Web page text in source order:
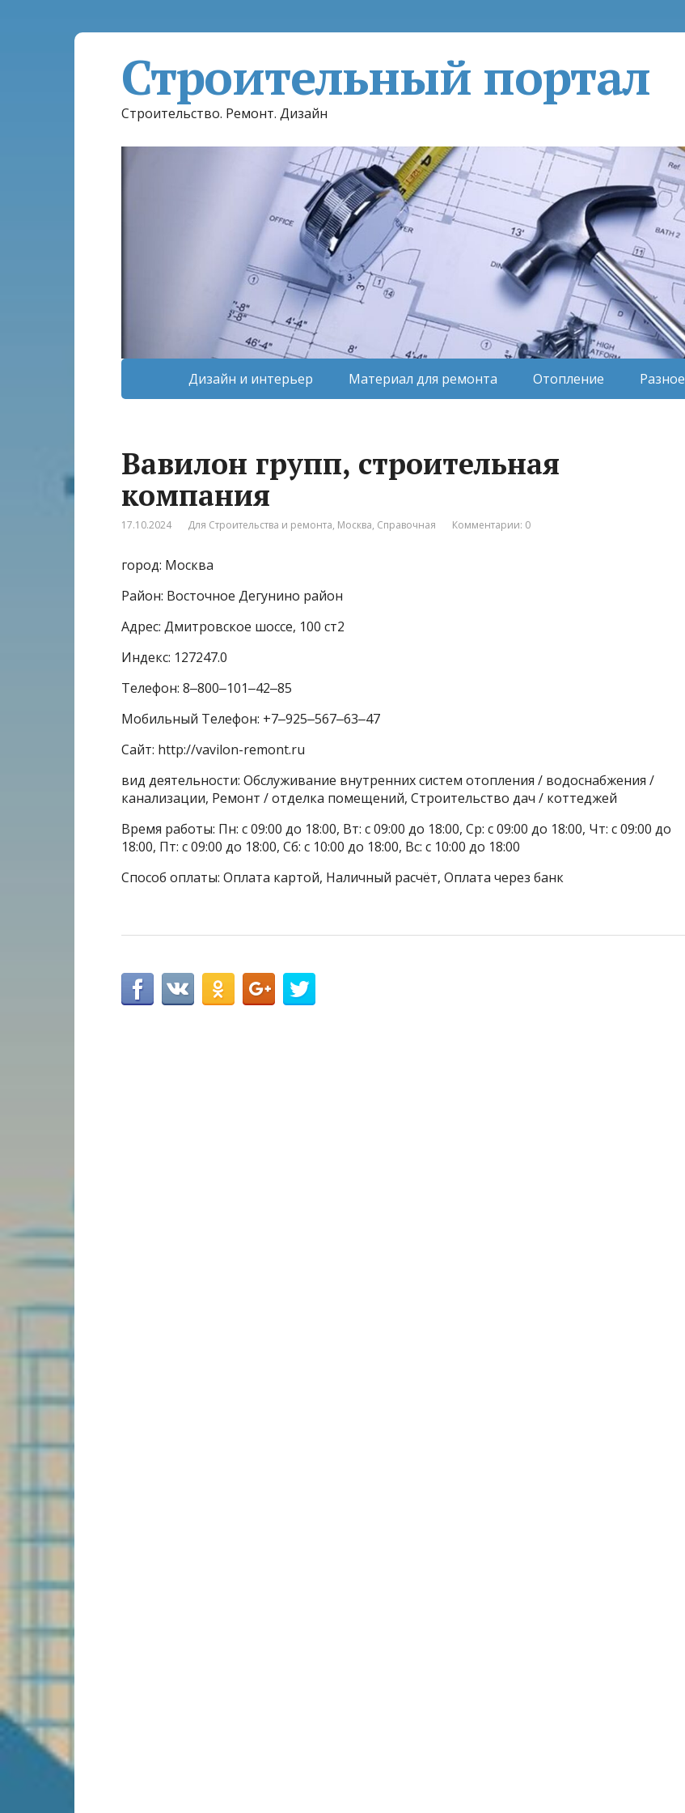
Строительный портал
Строительство. Ремонт. Дизайн
Дизайн и интерьер Материал для ремонта Отопление Разное
Вавилон групп, строительная
компания
17.10.2024 Для Строительства и ремонта, Москва, Справочная Комментарии: 0
город: Москва
Район: Восточное Дегунино район
Адрес: Дмитровское шоссе, 100 ст2
Индекс: 127247.0
Телефон: 8‒800‒101‒42‒85
Мобильный Телефон: +7‒925‒567‒63‒47
Сайт: http://vavilon-remont.ru
вид деятельности: Обслуживание внутренних систем отопления / водоснабжения /
канализации, Ремонт / отделка помещений, Строительство дач / коттеджей
Время работы: Пн: с 09:00 до 18:00, Вт: с 09:00 до 18:00, Ср: с 09:00 до 18:00, Чт: с 09:00 до
18:00, Пт: с 09:00 до 18:00, Сб: с 10:00 до 18:00, Вс: с 10:00 до 18:00
Способ оплаты: Оплата картой, Наличный расчёт, Оплата через банк